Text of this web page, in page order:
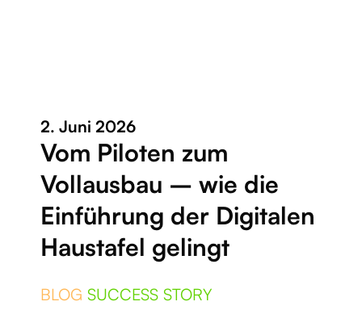
2. Juni 2026
Vom Piloten zum
Vollausbau – wie die
Einführung der Digitalen
Haustafel gelingt
BLOG SUCCESS STORY